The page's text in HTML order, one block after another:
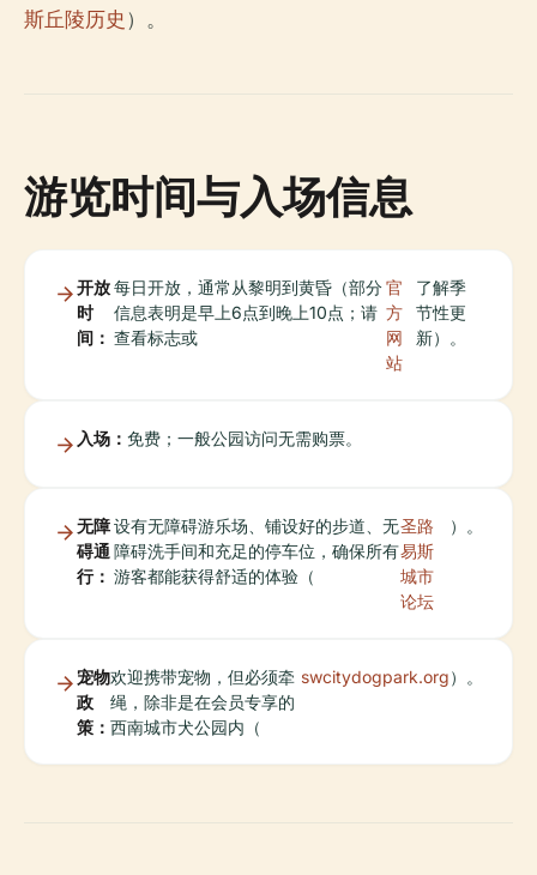
斯丘陵历史 ）。
游览时间与入场信息
开放
时
间：
每日开放，通常从黎明到黄昏（部分
信息表明是早上6点到晚上10点；请
查看标志或
官
方
网
站
了解季
节性更
新）。
入场： 免费；一般公园访问无需购票。
无障
碍通
行：
设有无障碍游乐场、铺设好的步道、无
障碍洗手间和充足的停车位，确保所有
游客都能获得舒适的体验（
圣路
易斯
城市
论坛
）。
宠物
政
策：
欢迎携带宠物，但必须牵
绳，除非是在会员专享的
西南城市犬公园内（
swcitydogpark.org）。